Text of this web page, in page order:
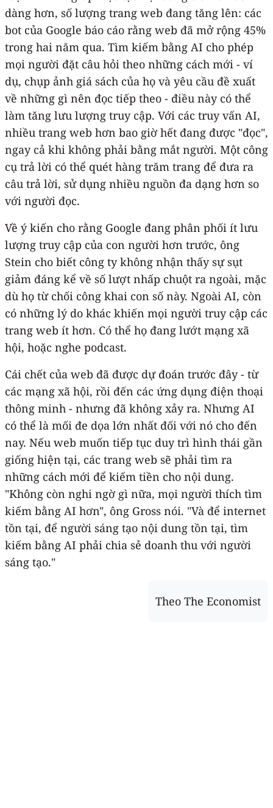
dàng hơn, số lượng trang web đang tăng lên: các
bot của Google báo cáo rằng web đã mở rộng 45%
trong hai năm qua. Tìm kiếm bằng AI cho phép
mọi người đặt câu hỏi theo những cách mới - ví
dụ, chụp ảnh giá sách của họ và yêu cầu đề xuất
về những gì nên đọc tiếp theo - điều này có thể
làm tăng lưu lượng truy cập. Với các truy vấn AI,
nhiều trang web hơn bao giờ hết đang được "đọc",
ngay cả khi không phải bằng mắt người. Một công
cụ trả lời có thể quét hàng trăm trang để đưa ra
câu trả lời, sử dụng nhiều nguồn đa dạng hơn so
với người đọc.
Về ý kiến cho rằng Google đang phân phối ít lưu
lượng truy cập của con người hơn trước, ông
Stein cho biết công ty không nhận thấy sự sụt
giảm đáng kể về số lượt nhấp chuột ra ngoài, mặc
dù họ từ chối công khai con số này. Ngoài AI, còn
có những lý do khác khiến mọi người truy cập các
trang web ít hơn. Có thể họ đang lướt mạng xã
hội, hoặc nghe podcast.
Cái chết của web đã được dự đoán trước đây - từ
các mạng xã hội, rồi đến các ứng dụng điện thoại
thông minh - nhưng đã không xảy ra. Nhưng AI
có thể là mối đe dọa lớn nhất đối với nó cho đến
nay. Nếu web muốn tiếp tục duy trì hình thái gần
giống hiện tại, các trang web sẽ phải tìm ra
những cách mới để kiếm tiền cho nội dung.
"Không còn nghi ngờ gì nữa, mọi người thích tìm
kiếm bằng AI hơn", ông Gross nói. "Và để internet
tồn tại, để người sáng tạo nội dung tồn tại, tìm
kiếm bằng AI phải chia sẻ doanh thu với người
sáng tạo."
Theo The Economist